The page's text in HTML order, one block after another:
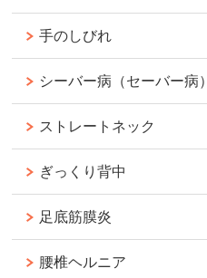
手のしびれ
シーバー病（セーバー病）
ストレートネック
ぎっくり背中
足底筋膜炎
腰椎ヘルニア